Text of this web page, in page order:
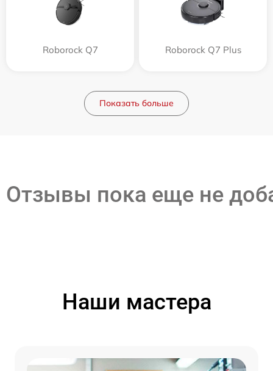
Roborock Q7 Roborock Q7 Plus
Показать больше
Отзывы пока еще не
Наши мастера